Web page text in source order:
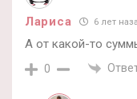
Лариса 6 лет
А от какой-то
0